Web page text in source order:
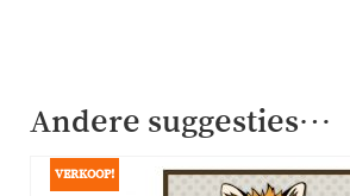
Andere suggesties…
VERKOOP!